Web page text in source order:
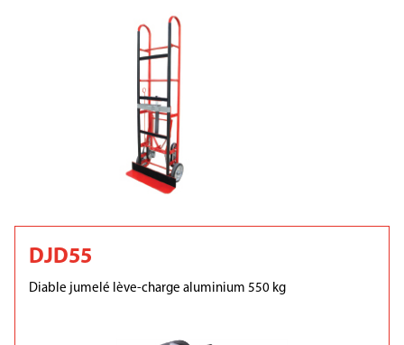
DJD55
Diable jumelé lève-charge aluminium 550 kg